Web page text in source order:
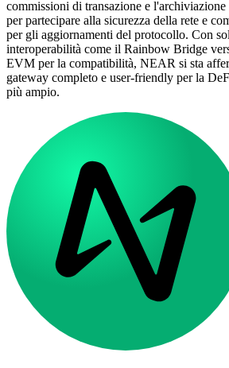
commissioni di transazione e
per partecipare alla sicurezza della rete e
per gli aggiornamenti del protocollo. Con
interoperabilità come il Rainbow Bridge
EVM per la compatibilità, NEAR si sta
gateway completo e user-friendly per la
più ampio.